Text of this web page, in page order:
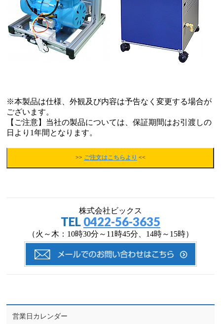
※本製品は仕様、外観及び内容は予告なく変更する場合が
ございます。
【ご注意】当社の製品については、保証期間はお引渡しの
日より1年間となります。
>> ご注文はこちらより <<
株式会社ビックス
TEL 0422-56-3635
（火～木：10時30分～11時45分、14時～15時）
営業日カレンダー